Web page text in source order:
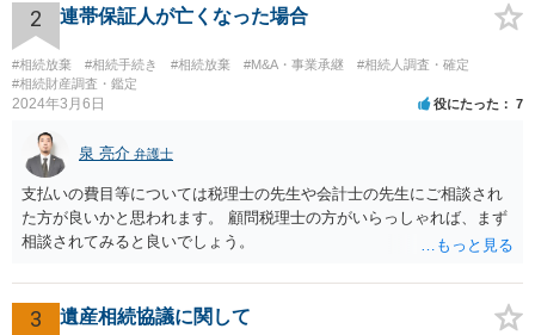
資料を持っているようであれば、主張書面とは別で提出できます。も
し、お姉さんに見られたくないような資料がある場合、「非開示の希
望に関する申出書」と共に提出することも考えられます。 ご質問：書
いた方が良い事と書かない方が良い事 回答： お姉さんが申立書の「申
立ての趣旨」のところに書いている遺産の分け方に対して意見があれ
ば、まずそれを書くとよいです。 次に「申立ての理由」のところに、
なぜ調停を申し立てたのか(例えば、あかささんと話合いが出来ない／
決裂した、など)や亡くなった方・あかささん・お姉さん間の事情やい
きさつなどが書かれていると思うので、あかささんから見てそれは違
うと感じるところは、どのように違うのか、など書くとよいです。 そ
の他、お姉さんの申立書には書かれていないけど、どのように遺産を
った等)、それも書くとよいです。 書かない方が良いと思うことは、遺
2 連帯保証人が亡くなった場合
#相続放棄 #相続手続き #相続放棄 #M&A・事業承継
#相続人調査・確定
#相続財産調査・鑑定
2024年3月6日 役にたった 7
泉 亮介 弁護士
支払いの費目等については税理士の先生や会計士の先生にご相談され
た方が良いかと思われます。 顧問税理士の方がいらっしゃれば、まず
相談されてみると良いでしょう。
3 遺産相続協議に関して